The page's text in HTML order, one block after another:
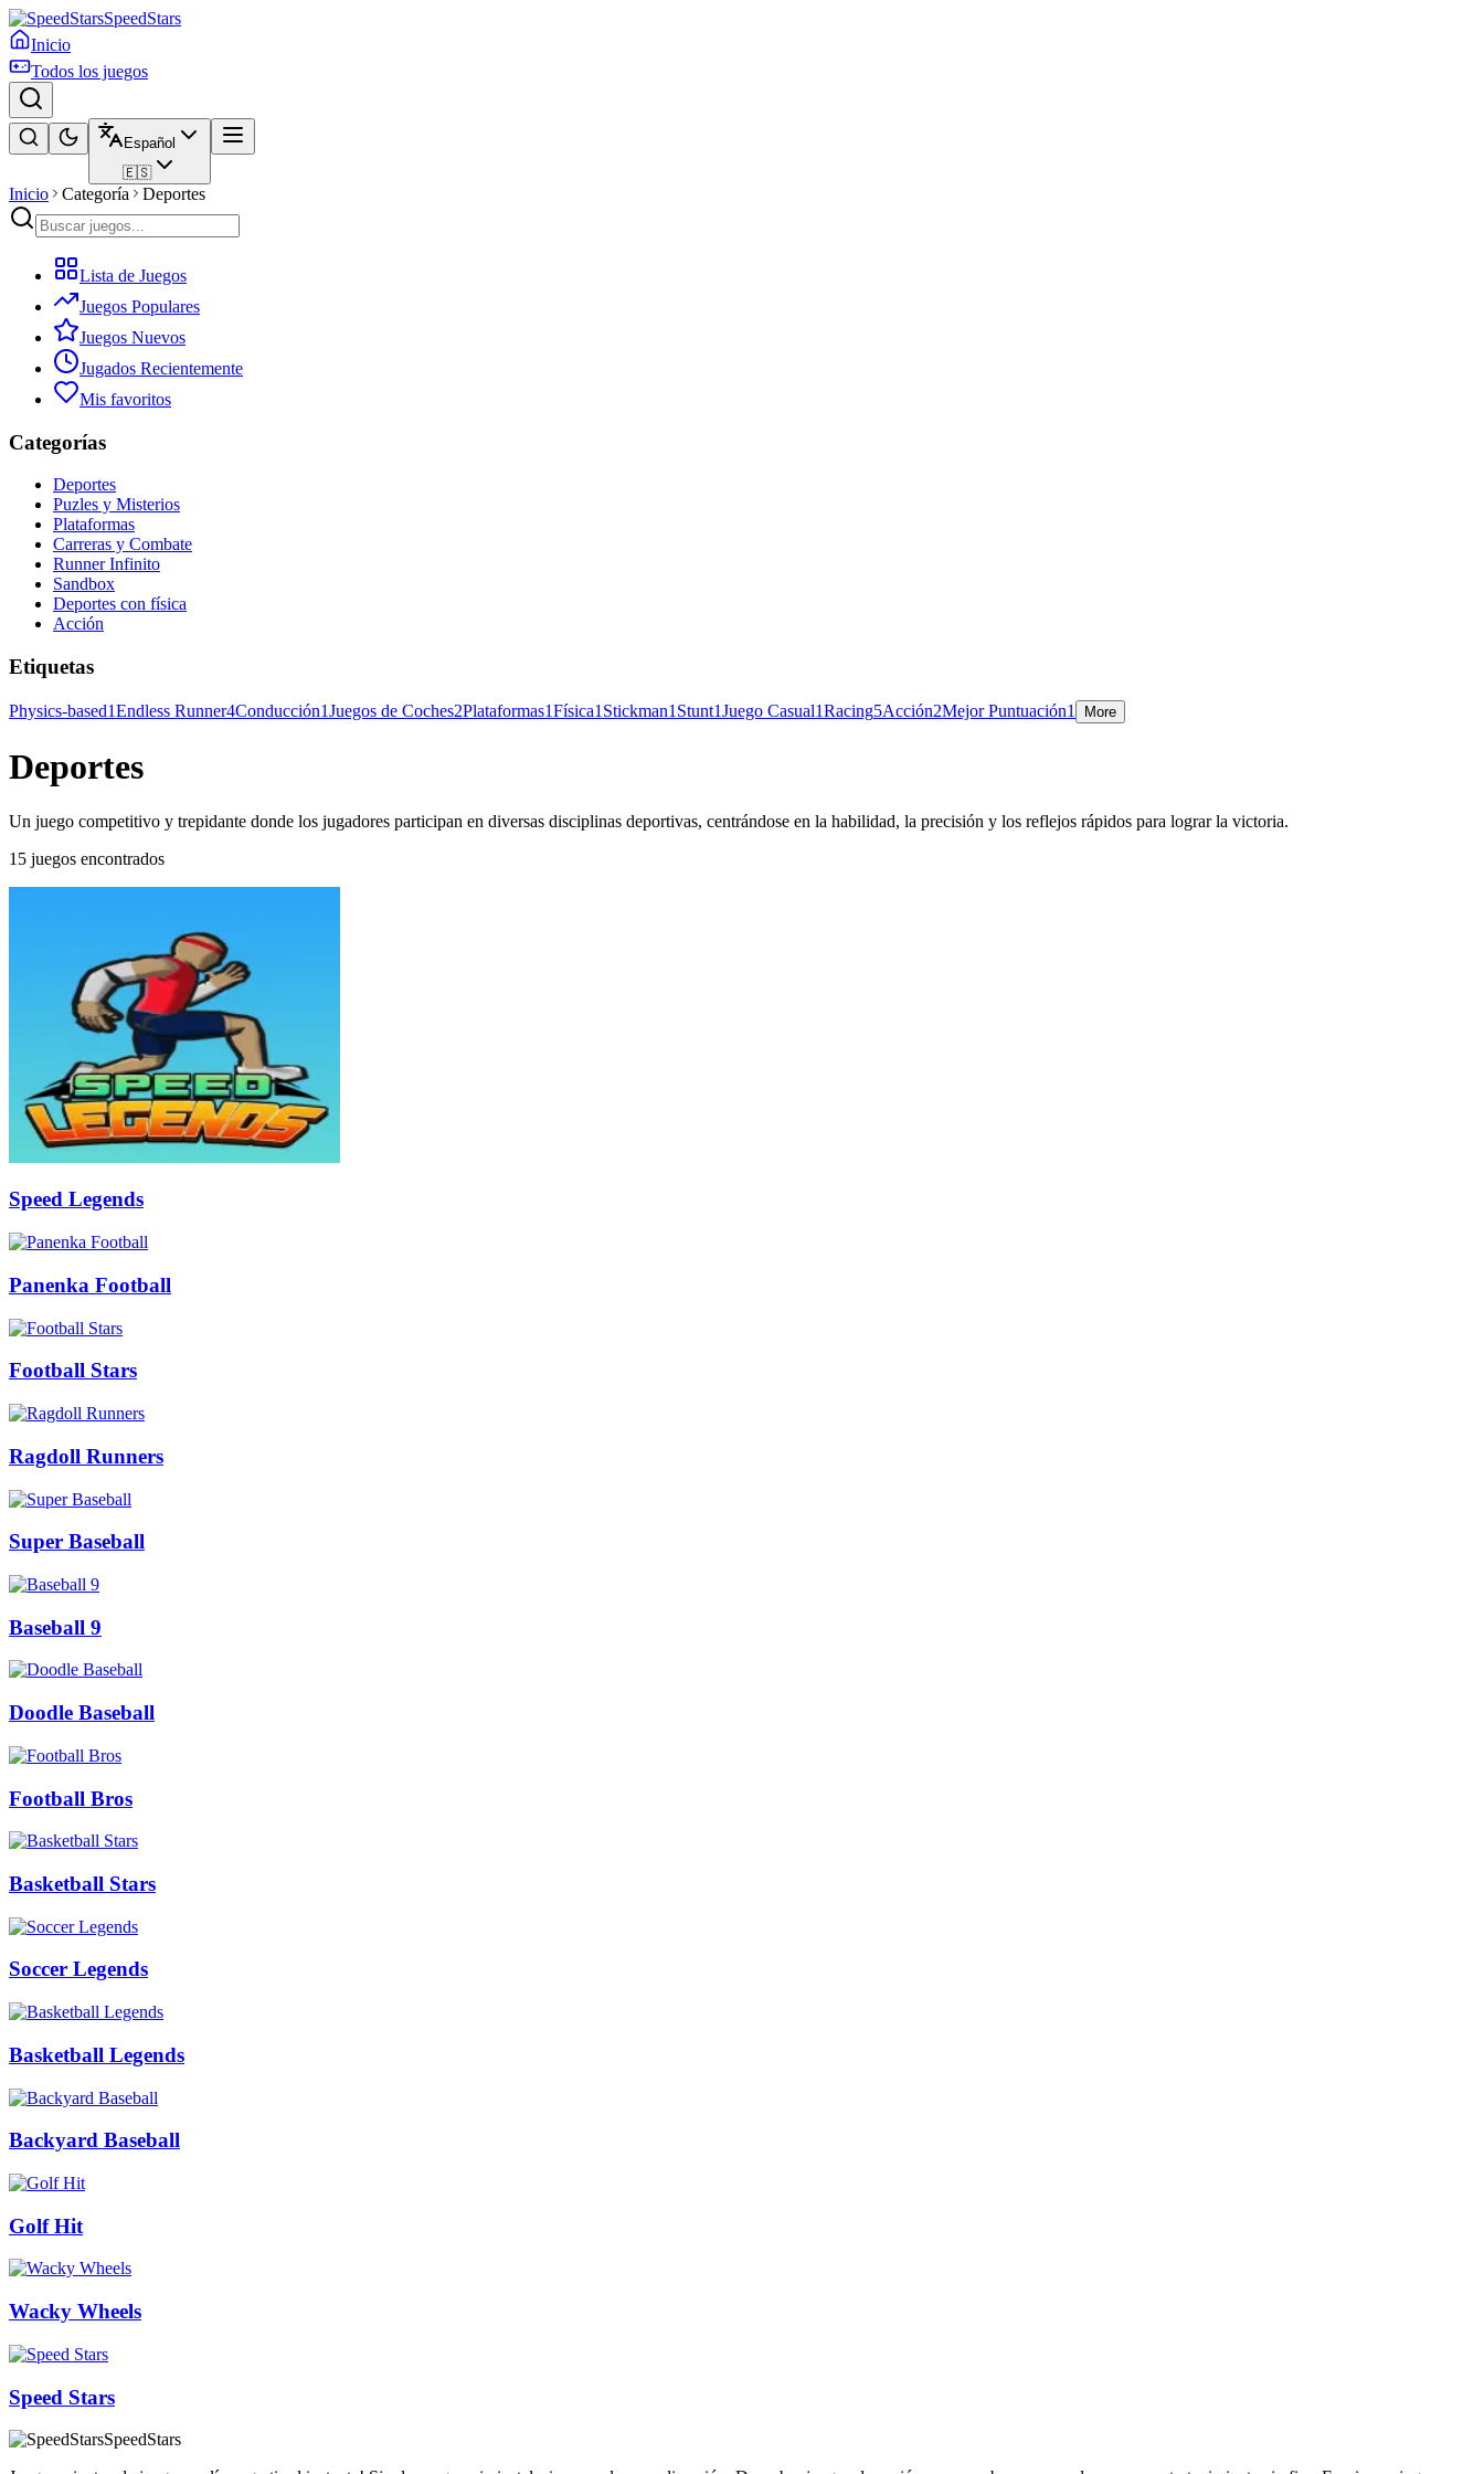
SpeedStars
Inicio
Todos los juegos
Español
🇪🇸
Inicio Categoría Deportes
Lista de Juegos
Juegos Populares
Juegos Nuevos
Jugados Recientemente
Mis favoritos
Categorías
Deportes
Puzles y Misterios
Plataformas
Carreras y Combate
Runner Infinito
Sandbox
Deportes con física
Acción
Etiquetas
Physics-based1Endless Runner4Conducción1Juegos de Coches2Plataformas1Física1 Stickman1 Stunt1Juego Casual1Racing5Acción2Mejor Puntuación1 More
Deportes
Un juego competitivo y trepidante donde los jugadores participan en diversas disciplinas deportivas, centrándose en la habilidad, la precisión y los reflejos rápidos para lograr la victoria.
15 juegos encontrados
Speed Legends
Panenka Football
Football Stars
Ragdoll Runners
Super Baseball
Baseball 9
Doodle Baseball
Football Bros
Basketball Stars
Soccer Legends
Basketball Legends
Backyard Baseball
Golf Hit
Wacky Wheels
Speed Stars
SpeedStars